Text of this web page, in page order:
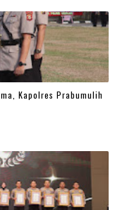
Kapolres Prabumulih